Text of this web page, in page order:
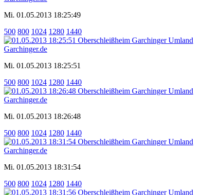
Mi. 01.05.2013 18:25:49
500 800 1024 1280 1440
Mi. 01.05.2013 18:25:51
500 800 1024 1280 1440
Mi. 01.05.2013 18:26:48
500 800 1024 1280 1440
Mi. 01.05.2013 18:31:54
500 800 1024 1280 1440